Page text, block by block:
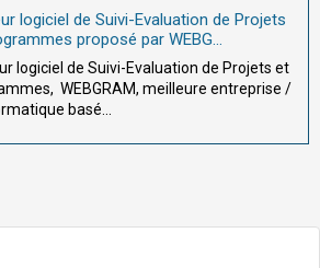
logiciel de Suivi-Evaluation de Projets
proposé par WEBG...
logiciel de Suivi-Evaluation de Projets et
WEBGRAM, meilleure entreprise /
basé...